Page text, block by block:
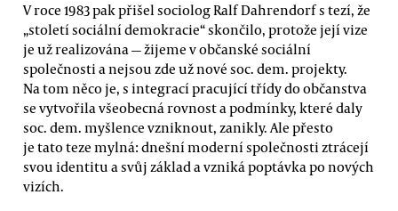
V roce 1983 pak přišel sociolog Ralf Dahrendorf s tezí, že
„století sociální demokracie“ skončilo, protože její vize
je už realizována — žijeme v občanské sociální
společnosti a nejsou zde už nové soc. dem. projekty.
Na tom něco je, s integrací pracující třídy do občanstva
se vytvořila všeobecná rovnost a podmínky, které daly
soc. dem. myšlence vzniknout, zanikly. Ale přesto
je tato teze mylná: dnešní moderní společnosti ztrácejí
svou identitu a svůj základ a vzniká poptávka po nových
vizích.